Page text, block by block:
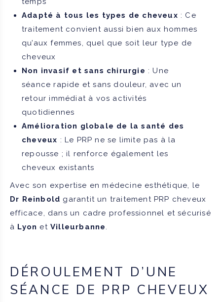
Adapté à tous les types de cheveux : Ce
traitement convient aussi bien aux hommes
qu’aux femmes, quel que soit leur type de
cheveux
Non invasif et sans chirurgie : Une
séance rapide et sans douleur, avec un
retour immédiat à vos activités
quotidiennes
Amélioration globale de la santé des
cheveux : Le PRP ne se limite pas à la
repousse ; il renforce également les
cheveux existants
Avec son expertise en médecine esthétique, le
Dr Reinbold garantit un traitement PRP cheveux
efficace, dans un cadre professionnel et sécurisé
à Lyon etVilleurbanne.
DÉROULEMENT D’UNE
SÉANCE DE PRP CHEVEUX